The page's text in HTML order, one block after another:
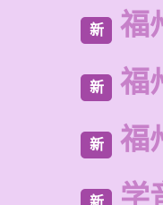
新 福
新 福
新 福
新 学